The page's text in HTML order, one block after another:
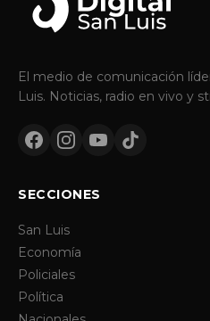
El medio de comunicación
Luis. Noticias, radio en vivo y
SECCIONES
San Luis
Economía
Policiales
Política